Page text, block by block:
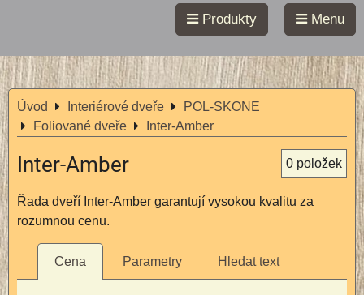
Produkty Menu
Úvod Interiérové dveře
POL-SKONE
Foliované dveře
Inter-Amber
Inter-Amber 0 položek
Řada dveří Inter-Amber garantují vysokou kvalitu za
rozumnou cenu.
Cena Parametry Hledat text